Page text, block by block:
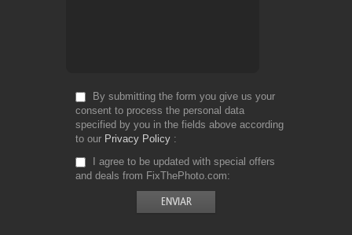
By submitting the form you give us your
consent to process the personal data
specified by you in the fields above according
to our Privacy Policy
I agree to be updated with special offers
and deals from FixThePhoto.com